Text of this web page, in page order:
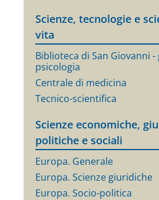
Scienze, tecnologie e
vita
Biblioteca di San Giovanni -
psicologia
Centrale di medicina
Tecnico-scientifica
Scienze economiche,
politiche e sociali
Europa. Generale
Europa. Scienze giuridiche
Europa. Socio-politica